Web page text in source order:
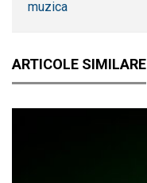
muzica
ARTICOLE SIMILARE